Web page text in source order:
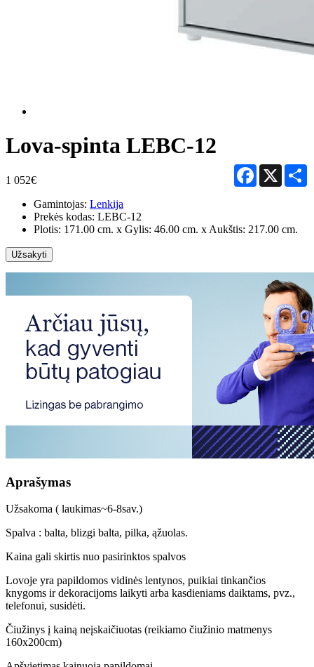
Lova-spinta LEBC-12
1 052€
Facebook
X
Gamintojas: Lenkija
Prekės kodas: LEBC-12
Plotis: 171.00 cm. x Gylis: 46.00 cm. x Aukštis: 217.00 cm.
Užsakyti
Aprašymas
Užsakoma ( laukimas~6-8sav.)
Spalva : balta, blizgi balta, pilka, ąžuolas.
Kaina gali skirtis nuo pasirinktos spalvos
Lovoje yra papildomos vidinės lentynos, puikiai tinkančios
knygoms ir dekoracijoms laikyti arba kasdieniams daiktams, pvz.,
telefonui, susidėti.
Čiužinys į kainą neįskaičiuotas (reikiamo čiužinio matmenys
160x200cm)